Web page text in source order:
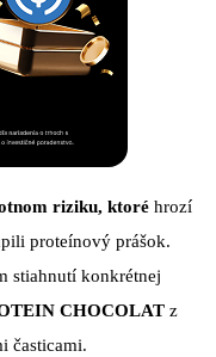
riziku, ktoré hrozí
proteínový prášok.
stiahnutí konkrétnej
CHOCOLAT z
časticami.